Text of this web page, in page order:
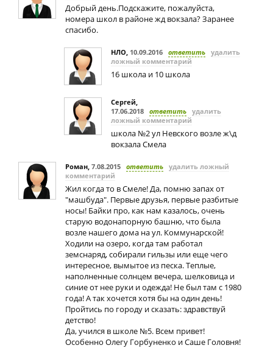
Добрый день.Подскажите, пожалуйста,
номера школ в районе жд вокзала? Заранее
спасибо.
НЛО, 10.09.2016 ответить удалить
ложный комментарий
16 школа и 10 школа
Сергей,
17.06.2018 ответить удалить
ложный комментарий
школа №2 ул Невского возле ж\д
вокзала Смела
Роман, 7.08.2015 ответить удалить ложный
комментарий
Жил когда то в Смеле! Да, помню запах от
"машбуда". Первые друзья, первые разбитые
носы! Байки про, как нам казалось, очень
старую водонапорную башню, что была
возле нашего дома на ул. Коммунарской!
Ходили на озеро, когда там работал
земснаряд, собирали гильзы или еще чего
интересное, вымытое из песка. Теплые,
наполненные солнцем вечера, шелковица и
синие от нее руки и одежда! Не был там с 1980
года! А так хочется хотя бы на один день!
Пройтись по городу и сказать: здравствуй
детство!
Да, учился в школе №5. Всем привет!
Особенно Олегу Горбуненко и Саше Головня!